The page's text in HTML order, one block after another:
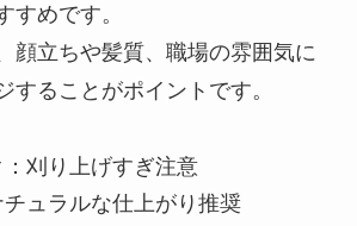
すめです。
顔立ちや髪質、職場の雰囲気に
することがポイントです。
刈り上げすぎ注意
ュラルな仕上がり推奨